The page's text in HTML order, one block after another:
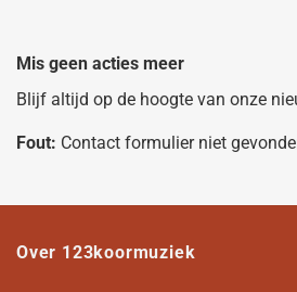
Mis geen acties meer
Blijf altijd op de hoogte van onze
Fout: Contact formulier niet
Over 123koormuziek